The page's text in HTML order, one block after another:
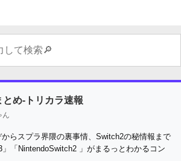
とめ-トリカラ速報
ん
らスプラ界隈の裏事情、Switch2の秘情報まで
「NintendoSwitch2 」がまるっとわかるコン